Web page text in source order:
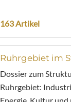
163 Artikel
Ruhrgebiet im
Dossier zum
Ruhrgebiet: